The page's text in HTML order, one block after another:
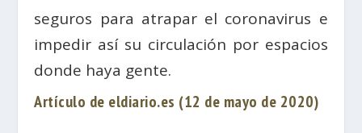
seguros para atrapar el coronavirus e
impedir así su circulación por espacios
donde haya gente.
Artículo de eldiario.es (12 de mayo de 2020)